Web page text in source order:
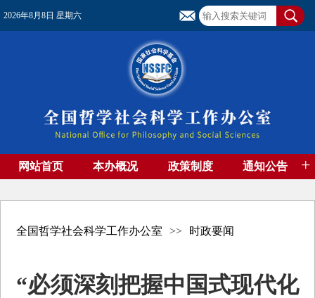
2026年8月8日 星期六
网站首页 本办概况 政策制度 通知公告 +
全国哲学社会科学工作办公室 >> 时政要闻
“必须深刻把握中国式现代化